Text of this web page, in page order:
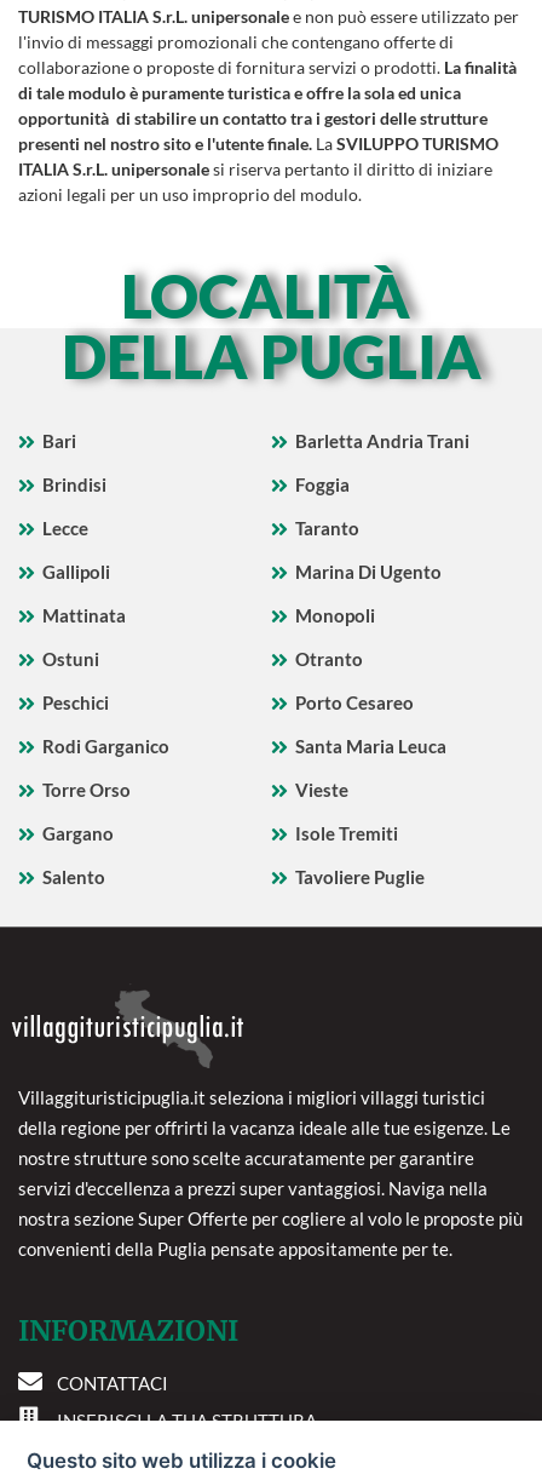
TURISMO ITALIA S.r.L. unipersonalee non può essere utilizzato per
l'invio di messaggi promozionali che contengano offerte di
collaborazione o proposte di fornitura servizi o prodotti. La finalità
di tale modulo è puramente turistica e offre la sola ed unica
opportunità di stabilire un contatto tra i gestori delle strutture
presenti nel nostro sito e l'utente finale. LaSVILUPPO TURISMO
ITALIA S.r.L. unipersonalesi riserva pertanto il diritto di iniziare
azioni legali per un uso improprio del modulo.
LOCALITÀ
DELLA PUGLIA
Bari
Barletta Andria Trani
Brindisi
Foggia
Lecce
Taranto
Gallipoli
Marina Di Ugento
Mattinata
Monopoli
Ostuni
Otranto
Peschici
Porto Cesareo
Rodi Garganico
Santa Maria Leuca
Torre Orso
Vieste
Gargano
Isole Tremiti
Salento
Tavoliere Puglie
Villaggituristicipuglia.it seleziona i migliori villaggi turistici
della regione per offrirti la vacanza ideale alle tue esigenze. Le
nostre strutture sono scelte accuratamente per garantire
servizi d'eccellenza a prezzi super vantaggiosi. Naviga nella
nostra sezione Super Offerte per cogliere al volo le proposte più
convenienti della Puglia pensate appositamente per te.
INFORMAZIONI
CONTATTACI
INSERISCI LA TUA STRUTTURA
PREFERENZE COOKIE
Questo sito web utilizza i cookie